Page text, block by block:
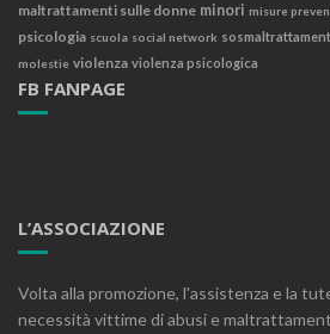
maltrattamenti sulle donne minori misure
psicologia scuola social network
molestie violenza violenza psicologica
FB FANPAGE
L’ASSOCIAZIONE
Volta alla promozione, l'assistenza e la
necessità vittime di abusi e